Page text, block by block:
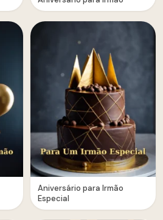
Aniversário para Irmão
Especial